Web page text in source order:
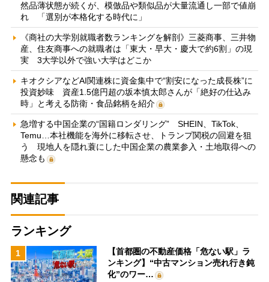
然品薄状態が続くが、模倣品や類似品が大量流通し一部で値崩
れ 「選別が本格化する時代に」
《商社の大学別就職者数ランキングを解剖》三菱商事、三井物
産、住友商事への就職者は「東大・早大・慶大で約6割」の現
実 3大学以外で強い大学はどこか
キオクシアなどAI関連株に資金集中で“割安になった成長株”に
投資妙味 資産1.5億円超の坂本慎太郎さんが「絶好の仕込み
時」と考える防衛・食品銘柄を紹介
急増する中国企業の“国籍ロンダリング” SHEIN、TikTok、
Temu…本社機能を海外に移転させ、トランプ関税の回避を狙
う 現地人を隠れ蓑にした中国企業の農業参入・土地取得への
懸念も
関連記事
ランキング
1
【首都圏の不動産価格「危ない駅」ラ
ンキング】“中古マンション売れ行き鈍
化”のワー…